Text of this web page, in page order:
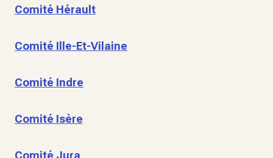
Comité Hérault
Comité Ille-Et-Vilaine
Comité Indre
Comité Isère
Comité Jura